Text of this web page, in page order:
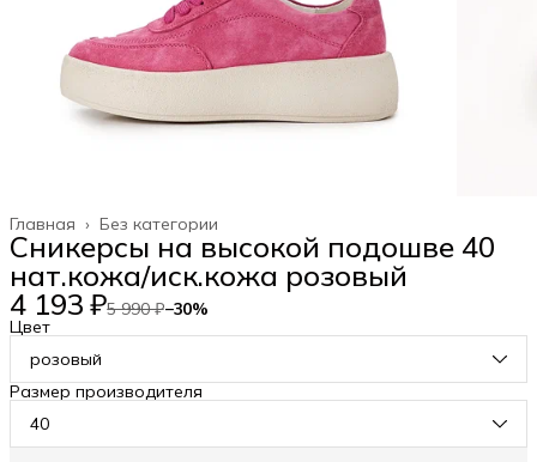
Без категории
Главная ›
Сникерсы на высокой подошве 40
нат.кожа/иск.кожа розовый
4 193 ₽5 990 ₽−30%
Цвет
розовый
Размер производителя
40